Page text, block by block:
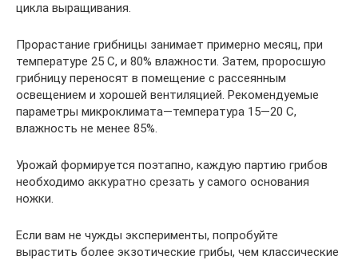
цикла выращивания.
Прорастание грибницы занимает примерно месяц, при
температуре 25 С, и 80% влажности. Затем, проросшую
грибницу переносят в помещение с рассеянным
освещением и хорошей вентиляцией. Рекомендуемые
параметры микроклимата—температура 15—20 С,
влажность не менее 85%.
Урожай формируется поэтапно, каждую партию грибов
необходимо аккуратно срезать у самого основания
ножки.
Если вам не чужды эксперименты, попробуйте
вырастить более экзотические грибы, чем классические